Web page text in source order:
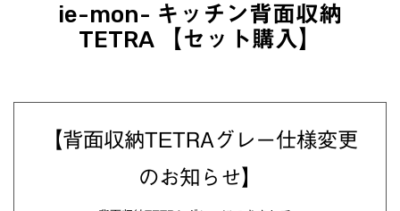
ie-mon- キッチン背面収納
TETRA 【セット購入】
【背面収納TETRAグレー仕様変更
のお知らせ】